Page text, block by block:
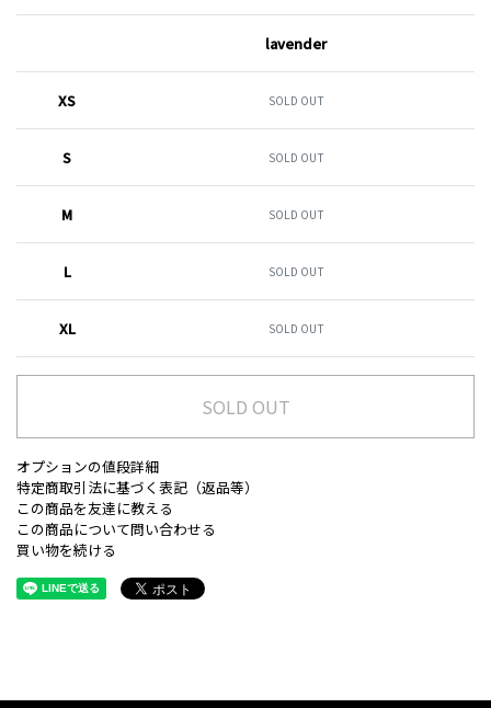
lavender
XS SOLD OUT
S SOLD OUT
M SOLD OUT
L SOLD OUT
XL SOLD OUT
SOLD OUT
オプションの値段詳細
特定商取引法に基づく表記（返品等）
この商品を友達に教える
この商品について問い合わせる
買い物を続ける